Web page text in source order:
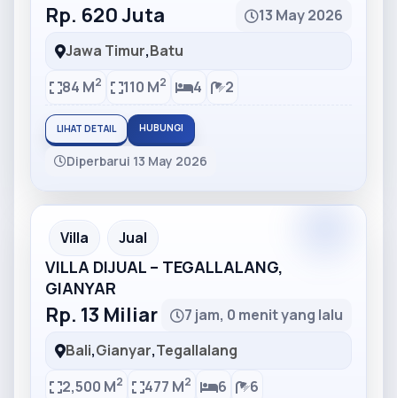
Rp. 620 Juta
13 May 2026
Jawa Timur,Batu
84 M2 110 M2 4 2
LIHAT DETAIL HUBUNGI
Diperbarui 13 May 2026
Partner Ad
Villa Jual
VILLA DIJUAL – TEGALLALANG,
GIANYAR
Rp. 13 Miliar
7 jam, 0 menit yang lalu
Bali,Gianyar,Tegallalang
2,500 M2 477 M2 6 6